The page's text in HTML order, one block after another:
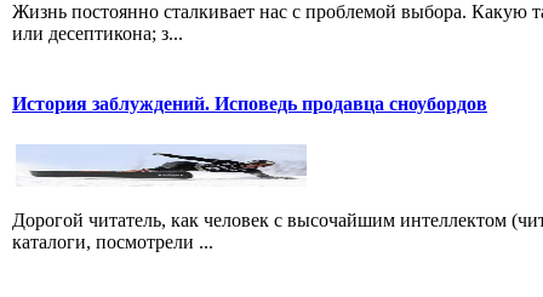
Жизнь постоянно сталкивает нас с проблемой выбора. Какую
или десептикона; з...
История заблуждений. Исповедь продавца сноубордов
Дорогой читатель, как человек с высочайшим интеллектом
каталоги, посмотрели ...